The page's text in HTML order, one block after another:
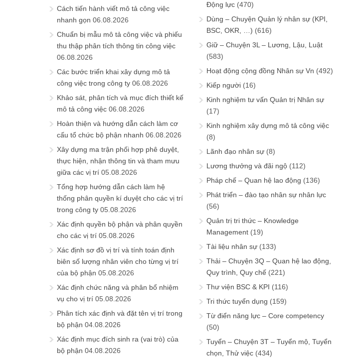
Cách tiến hành viết mô tả công việc
nhanh gọn 06.08.2026
Chuẩn bị mẫu mô tả công việc và phiếu
thu thập phân tích thông tin công việc
06.08.2026
Các bước triển khai xây dựng mô tả
công việc trong công ty 06.08.2026
Khảo sát, phân tích và mục đích thiết kế
mô tả công việc 06.08.2026
Hoàn thiện và hướng dẫn cách làm cơ
cấu tổ chức bộ phận nhanh 06.08.2026
Xây dựng ma trận phối hợp phê duyệt,
thực hiện, nhận thông tin và tham mưu
giữa các vị trí 05.08.2026
Tổng hợp hướng dẫn cách làm hệ
thống phân quyền kí duyệt cho các vị trí
trong công ty 05.08.2026
Xác định quyền bộ phận và phân quyền
cho các vị trí 05.08.2026
Xác định sơ đồ vị trí và tính toán định
biên số lượng nhân viên cho từng vị trí
của bộ phận 05.08.2026
Xác định chức năng và phân bổ nhiệm
vụ cho vị trí 05.08.2026
Phân tích xác định và đặt tên vị trí trong
bộ phận 04.08.2026
Xác định mục đích sinh ra (vai trò) của
bộ phận 04.08.2026
Động lực (470)
Dùng – Chuyện Quản lý nhân sự (KPI,
BSC, OKR, …) (616)
Giữ – Chuyện 3L – Lương, Lậu, Luật
(583)
Hoạt động cộng đồng Nhân sự Vn (492)
Kiếp người (16)
Kinh nghiệm tư vấn Quản trị Nhân sự
(17)
Kinh nghiệm xây dựng mô tả công việc
(8)
Lãnh đạo nhân sự (8)
Lương thưởng và đãi ngộ (112)
Pháp chế – Quan hệ lao động (136)
Phát triển – đào tạo nhân sự nhân lực
(56)
Quản trị tri thức – Knowledge
Management (19)
Tài liệu nhân sự (133)
Thải – Chuyện 3Q – Quan hệ lao động,
Quy trình, Quy chế (221)
Thư viện BSC & KPI (116)
Tri thức tuyển dụng (159)
Từ điển năng lực – Core competency
(50)
Tuyển – Chuyện 3T – Tuyển mộ, Tuyển
chọn, Thử việc (434)